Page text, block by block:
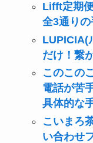
Lifft定期
全3通り
LUPICIA(
だけ！繋
このこの
電話が苦
具体的な
こいまろ
い合わせ